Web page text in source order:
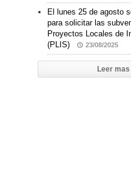
El lunes 25 de agosto
para solicitar las
Proyectos Locales de
(PLIS)
23/08/2025
Leer mas